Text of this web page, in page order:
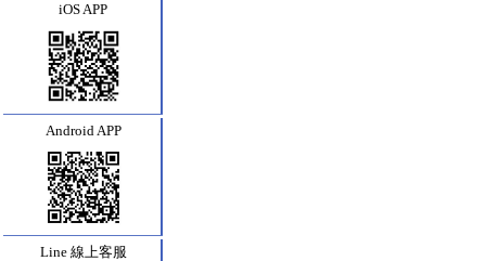
iOS APP
Android APP
Line 線上客服